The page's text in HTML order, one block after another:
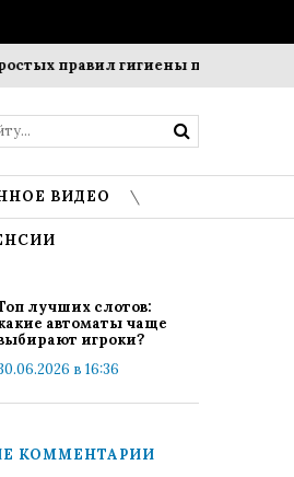
правил гигиены помогает
ВИДЕО
лучших слотов:
автоматы чаще
игроки?
в 16:36
КОММЕНТАРИИ